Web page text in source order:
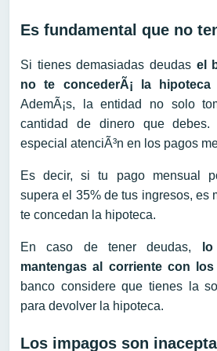
Es fundamental que no
Si tienes demasiadas deudas el
no te concederÃ¡ la hipoteca
AdemÃ¡s, la entidad no solo
cantidad de dinero que debes.
especial atenciÃ³n en los pagos
Es decir, si tu pago mensual
supera el 35% de tus ingresos, es
te concedan la hipoteca.
En caso de tener deudas, lo
mantengas al corriente con
banco considere que tienes la
para devolver la hipoteca.
Los impagos son